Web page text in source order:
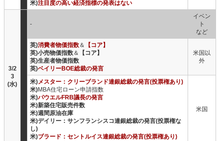
米)注目度の高い経済指標の発表はない
3/2
3
(水)
-
イベン
ト
など
英)消費者物価指数＆
【コア】
英)小売物価指数＆
【コア】
英)生産者物価指数
英)ベイリーBOE総裁の発言
米国以
外
米)メスター：クリーブランド連銀総裁の発言(投票権あり)
米)MBA住宅ローン申請指数
米)パウエルFRB議長の発言
米)新築住宅販売件数
米)週間原油在庫
米)デイリー：サンフランシスコ連銀総裁の発言(投票権な
し)
米)ブラード：セントルイス連銀総裁の発言(投票権あり)
米国